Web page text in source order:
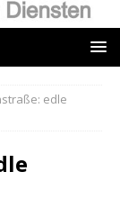
edle